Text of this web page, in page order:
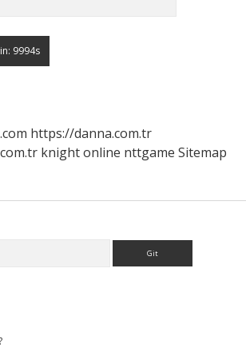
https://danna.com.tr
knight online nttgame Sitemap